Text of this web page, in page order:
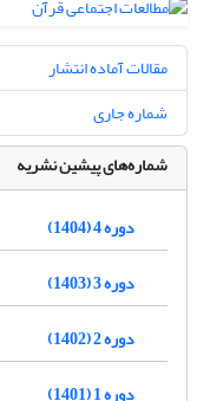
مقالات آماده انتشار
شماره جاری
شماره‌های پیشین نشریه
دوره 4 (1404)
دوره 3 (1403)
دوره 2 (1402)
دوره 1 (1401)